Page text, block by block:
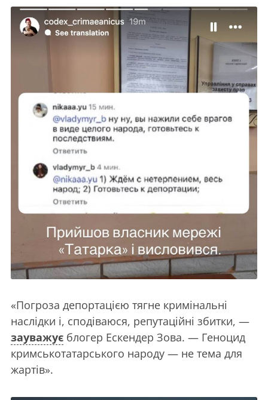
«Погроза депортацією тягне кримінальні
наслідки і, сподіваюся, репутаційні збитки, —
зауважує блогер Ескендер Зова. — Геноцид
кримськотатарського народу — не тема для
жартів».